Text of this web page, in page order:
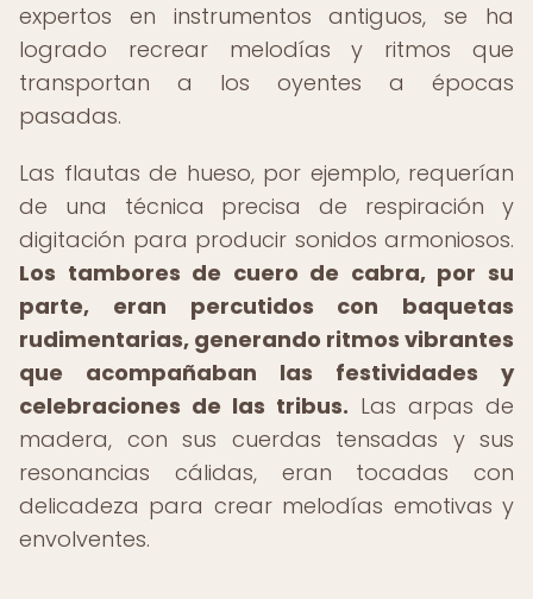
expertos en instrumentos antiguos, se ha
logrado recrear melodías y ritmos que
transportan a los oyentes a épocas
pasadas.
Las flautas de hueso, por ejemplo, requerían
de una técnica precisa de respiración y
digitación para producir sonidos armoniosos.
Los tambores de cuero de cabra, por su
parte, eran percutidos con baquetas
rudimentarias, generando ritmos vibrantes
que acompañaban las festividades y
celebraciones de las tribus. Las arpas de
madera, con sus cuerdas tensadas y sus
resonancias cálidas, eran tocadas con
delicadeza para crear melodías emotivas y
envolventes.